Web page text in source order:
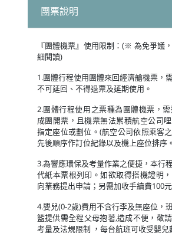
團票說明
『團體機票』使用限制：(※ 為免爭議
細閱讀)
1.團體行程使用團體來回經濟艙機票，
不可延回、不得退票及延期使用。
2.團體行程使用之票種為團體機票，
成團開票，且機票無法累積航空公司
指定座位或劃位。(航空公司依照乘客
先後順序作訂位紀錄以及機上座位排序
3.為響應環保及考量作業之便捷，本行
代紙本票根列印。如欲取得搭機證明
向業務提出申請；另需加收手續費100
4.嬰兒(0-2歲)費用不含行李及無座位，
籃提供需全程父母抱著,造成不便，敬
考量及法規限制 ，每台航班可收受嬰兒